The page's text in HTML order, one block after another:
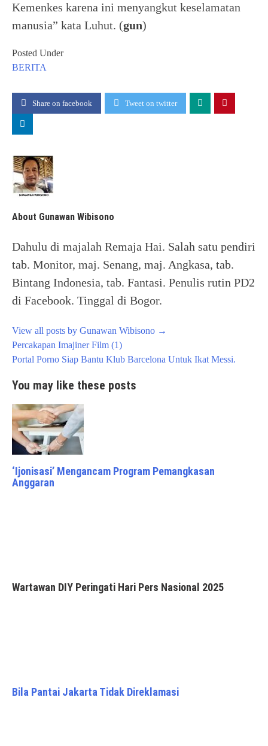
Kemenkes karena ini menyangkut keselamatan
manusia” kata Luhut. (gun)
Posted Under
BERITA
Share on facebook Tweet on twitter
About Gunawan Wibisono
Dahulu di majalah Remaja Hai. Salah satu pendiri
tab. Monitor, maj. Senang, maj. Angkasa, tab.
Bintang Indonesia, tab. Fantasi. Penulis rutin PD2
di Facebook. Tinggal di Bogor.
View all posts by Gunawan Wibisono →
Post
navigation
Percakapan Imajiner Film (1)
Portal Porno Siap Bantu Klub Barcelona Untuk Ikat Messi.
You may like these posts
‘Ijonisasi’ Mengancam Program Pemangkasan
Anggaran
Wartawan DIY Peringati Hari Pers Nasional 2025
Bila Pantai Jakarta Tidak Direklamasi